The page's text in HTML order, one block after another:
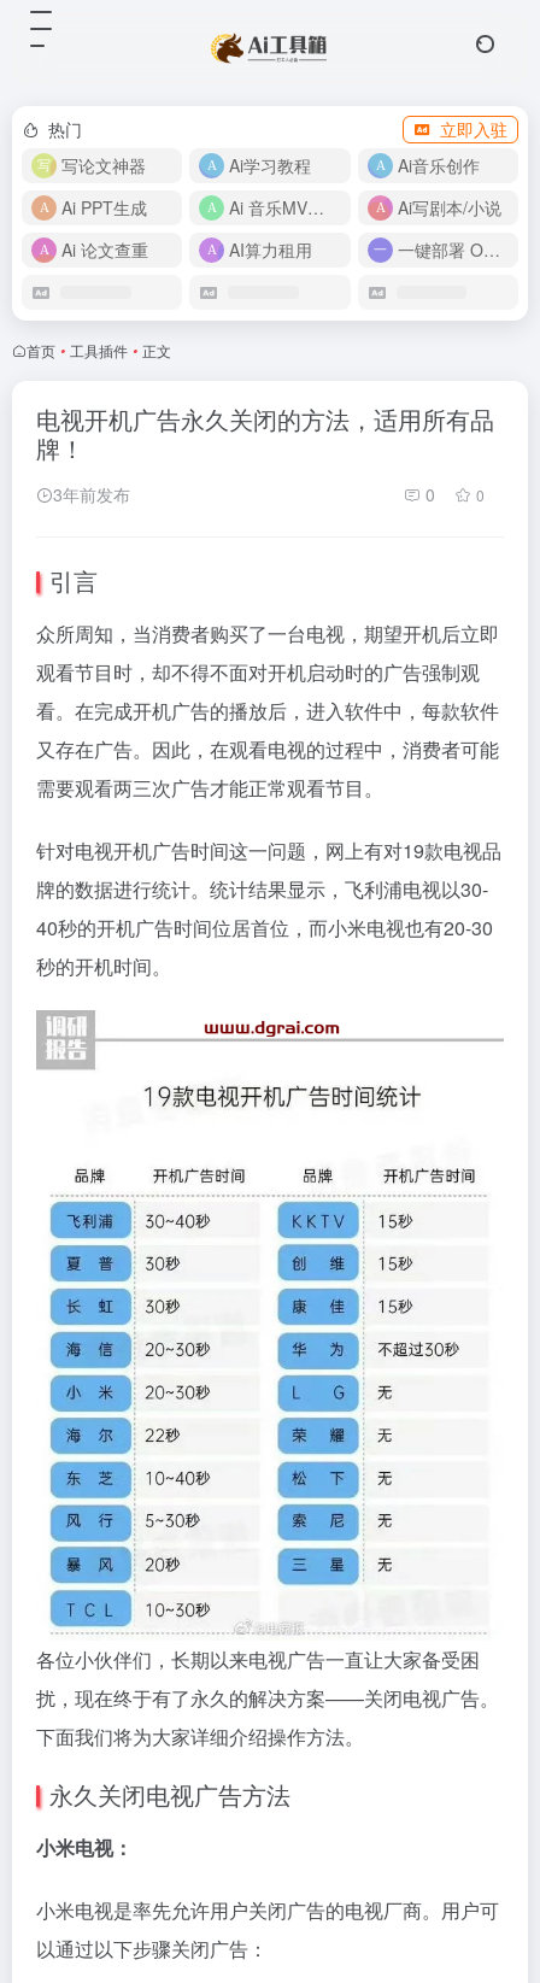
热门
立即入驻
写论文神器
Ai学习教程
Ai音乐创作
Ai PPT生成
Ai 音乐MV制作
Ai写剧本/小说
Ai 论文查重
AI算力租用 一键部署 OpenClaw
首页 • 工具插件 • 正文
电视开机广告永久关闭的方法，适用所有品
牌！
3年前发布 0 0
引言
众所周知，当消费者购买了一台电视，期望开机后立即
观看节目时，却不得不面对开机启动时的广告强制观
看。在完成开机广告的播放后，进入软件中，每款软件
又存在广告。因此，在观看电视的过程中，消费者可能
需要观看两三次广告才能正常观看节目。
针对电视开机广告时间这一问题，网上有对19款电视品
牌的数据进行统计。统计结果显示，飞利浦电视以30-
40秒的开机广告时间位居首位，而小米电视也有20-30
秒的开机时间。
各位小伙伴们，长期以来电视广告一直让大家备受困
扰，现在终于有了永久的解决方案——关闭电视广告。
下面我们将为大家详细介绍操作方法。
永久关闭电视广告方法
小米电视：
小米电视是率先允许用户关闭广告的电视厂商。用户可
以通过以下步骤关闭广告：